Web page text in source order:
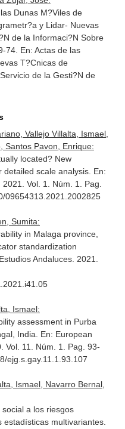
Dunas M?Viles de
y Lidar- Nuevas
de la Informaci?N Sobre
74. En: Actas de las
T?Cnicas de
de la Gesti?N de
Vallejo Villalta, Ismael,
Santos Pavon, Enrique:
located? New
scale analysis. En:
2021. Vol. 1. Núm. 1. Pag.
09654313.2021.2002825
Sumita:
in Malaga province,
standardization
Andaluces. 2021.
Ismael:
assessment in Purba
India. En: European
Vol. 11. Núm. 1. Pag. 93-
ejg.s.gay.11.1.93.107
Ismael, Navarro Bernal,
a los riesgos
multivariantes.